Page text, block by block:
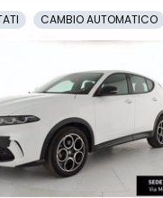
CAMBIO AUTOMATICO